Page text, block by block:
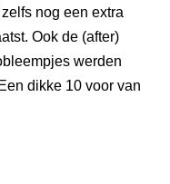
nog een extra
Ook de (after)
werden
dikke 10 voor van